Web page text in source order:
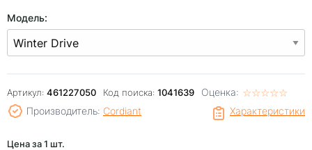
Модель:
Артикул: 461227050 Код поиска: 1041639 Оценка: ☆☆☆☆☆
★★★★★
Характеристики
Производитель: Cordiant
Цена за 1 шт.